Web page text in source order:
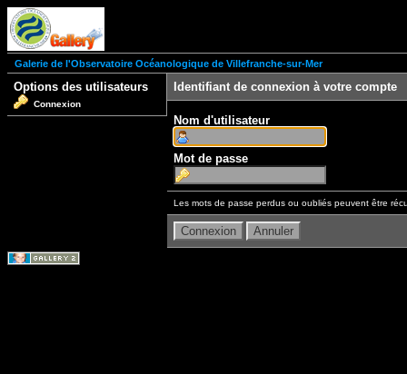
Galerie de l'Observatoire Océanologique de Villefranche-sur-Mer
Options des utilisateurs
Connexion
Identifiant de connexion à votre compte
Nom d'utilisateur
Mot de passe
Les mots de passe perdus ou oubliés peuvent être